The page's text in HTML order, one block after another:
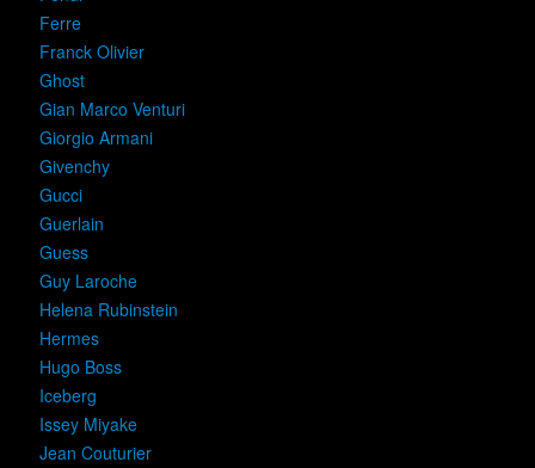
Ferre
Franck Olivier
Ghost
Gian Marco Venturi
Giorgio Armani
Givenchy
Gucci
Guerlain
Guess
Guy Laroche
Helena Rubinstein
Hermes
Hugo Boss
Iceberg
Issey Miyake
Jean Couturier